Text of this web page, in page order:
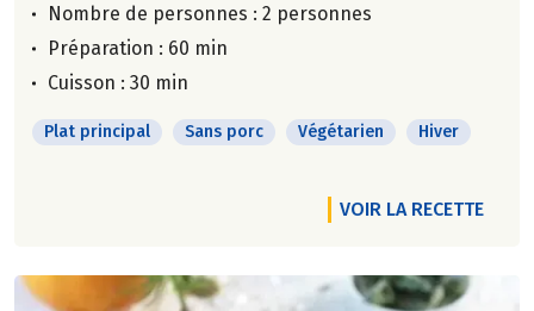
Nombre de personnes : 2 personnes
Préparation : 60 min
Cuisson : 30 min
Plat principal Sans porc Végétarien Hiver
VOIR LA RECETTE